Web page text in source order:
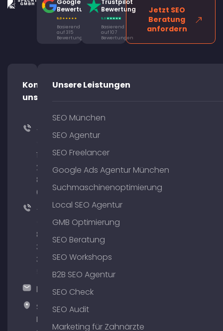
Bewertung
Basierend
auf 315
Bewertungen
Bewertung
Basierend
auf 107
Bewertungen
Jetzt SEO
Beratung
anfordern
Kontaktiere
uns!
+49
176
204
801
64
+49
89
380
375
hallo@timospecht.de
Specht
Marketing
Unsere Leistungen
SEO München
SEO Agentur
SEO Freelancer
Google Ads Agentur München
Suchmaschinenoptimierung
Local SEO Agentur
GMB Optimierung
SEO Beratung
SEO Workshops
B2B SEO Agentur
SEO Check
SEO Audit
Marketing für Zahnärzte